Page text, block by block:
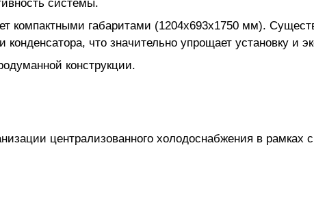
системы.
компактными габаритами (1204х693х1750 мм).
что значительно упрощает установку и
конструкции.
централизованного холодоснабжения в